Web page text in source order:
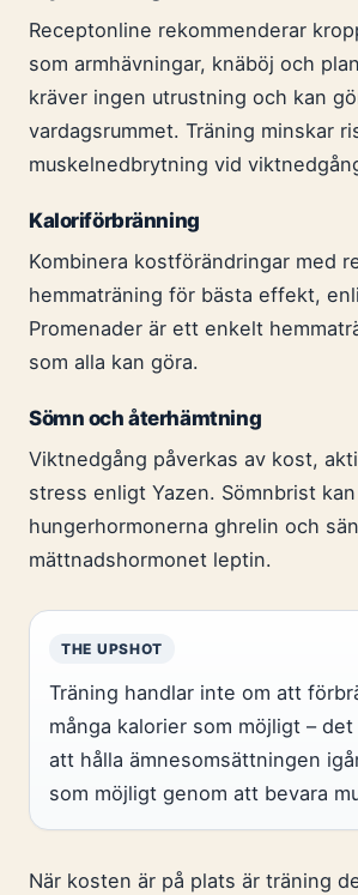
Receptonline rekommenderar
som armhävningar, knäböj och
kräver ingen utrustning och kan
vardagsrummet. Träning minskar
muskelnedbrytning vid
Kaloriförbränning
Kombinera kostförändringar med
hemmaträning för bästa effekt,
Promenader är ett enkelt
som alla kan göra.
Sömn och återhämtning
Viktnedgång påverkas av kost,
stress enligt Yazen. Sömnbrist
hungerhormonerna ghrelin och
mättnadshormonet leptin.
THE UPSHOT
Träning handlar inte om att
många kalorier som möjligt –
att hålla ämnesomsättningen
som möjligt genom att bevara
När kosten är på plats är träning